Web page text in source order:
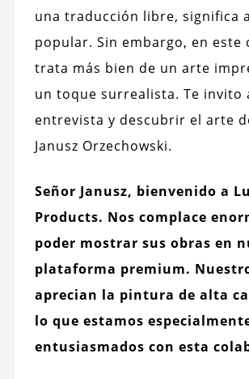
una traducción libre, significa
popular. Sin embargo, en este
trata más bien de un arte
un toque surrealista. Te invito
entrevista y descubrir el arte
Janusz Orzechowski.
Señor Janusz, bienvenido a
Products. Nos complace
poder mostrar sus obras en
plataforma premium.
aprecian la pintura de alta
lo que estamos
entusiasmados con esta